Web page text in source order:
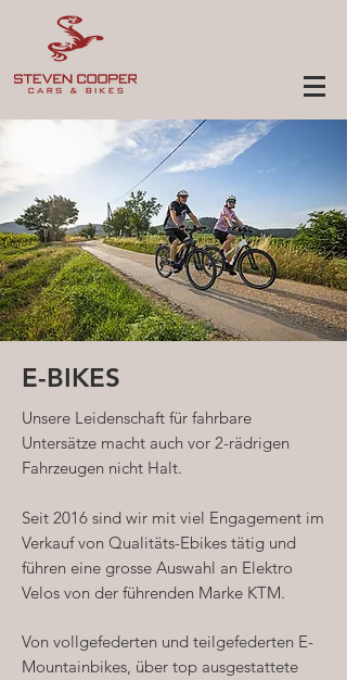
E-BIKES
Unsere Leidenschaft für fahrbare
Untersätze macht auch vor 2-rädrigen
Fahrzeugen nicht Halt.
Seit 2016 sind wir mit viel Engagement im
Verkauf von Qualitäts-Ebikes tätig und
führen eine grosse Auswahl an Elektro
Velos von der führenden Marke KTM.
Von vollgefederten und teilgefederten E-
Mountainbikes, über top ausgestattete